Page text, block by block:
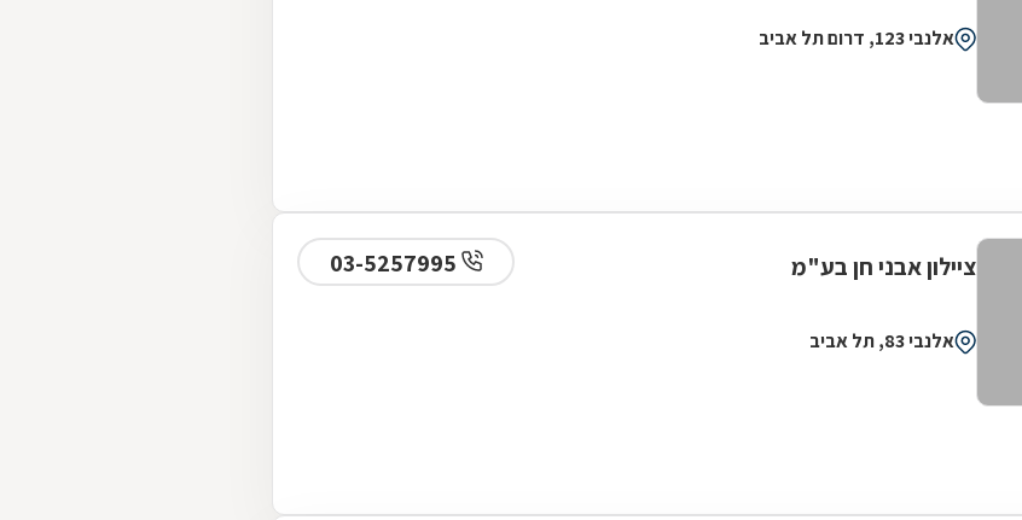
אלנבי 123, דרום תל אביב
ציילון אבני חן בע"מ
אלנבי 83, תל אביב